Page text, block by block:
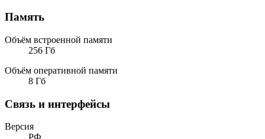
Память
Объём встроенной памяти
256 Гб
Объём оперативной памяти
8 Гб
Связь и интерфейсы
Версия